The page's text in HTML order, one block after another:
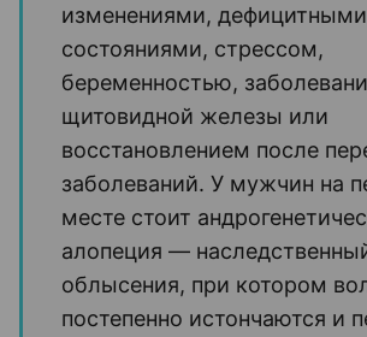
изменениями, дефицитными
состояниями, стрессом,
беременностью,
щитовидной железы или
восстановлением после
заболеваний. У мужчин на
месте стоит
алопеция —
облысения, при котором
постепенно истончаются и